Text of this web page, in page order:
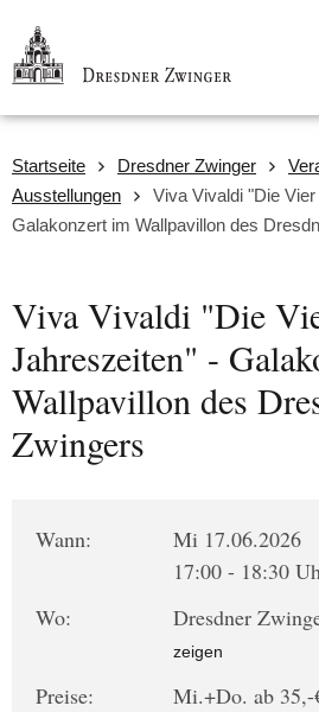
Startseite Dresdner Zwinger
Ausstellungen
Viva Vivaldi "Die
Galakonzert im Wallpavillon des
Viva Vivaldi "Die
Jahreszeiten" -
Wallpavillon des
Zwingers
Wann:
Mi 17.06.2026
17:00 - 18:30
Wo:
Dresdner
zeigen
Preise:
Mi.+Do. ab 35,-